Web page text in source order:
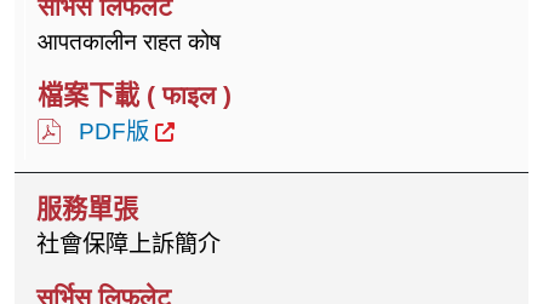
आपतकालीन राहत कोष
PDF版
社會保障上訴簡介